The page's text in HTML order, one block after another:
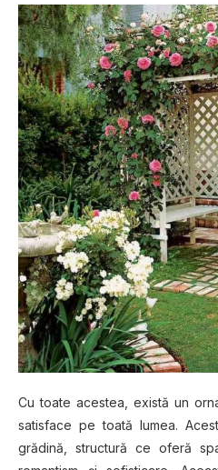
Cu toate acestea, există un
satisface pe toată lumea.
grădină, structură ce oferă